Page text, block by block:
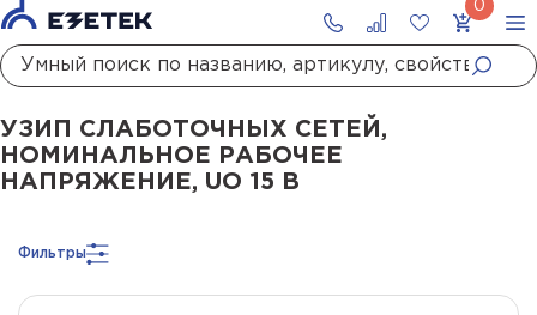
ГлавнаяКаталог УЗИПУЗИП систем передачи данныхУЗИП
УЗИП СЛАБОТОЧНЫХ СЕТЕЙ,
НОМИНАЛЬНОЕ РАБОЧЕЕ
НАПРЯЖЕНИЕ, UO 15 В
Фильтры